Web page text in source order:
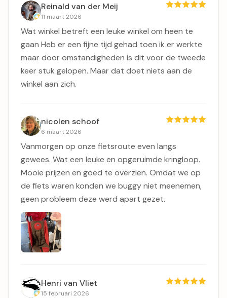
Reinald van der Meij
11 maart 2026
Wat winkel betreft een leuke winkel om heen te
gaan Heb er een fijne tijd gehad toen ik er werkte
maar door omstandigheden is dit voor de tweede
keer stuk gelopen. Maar dat doet niets aan de
winkel aan zich.
nicolen schoof
6 maart 2026
Vanmorgen op onze fietsroute even langs
gewees. Wat een leuke en opgeruimde kringloop.
Mooie prijzen en goed te overzien. Omdat we op
de fiets waren konden we buggy niet meenemen,
geen probleem deze werd apart gezet.
Henri van Vliet
15 februari 2026